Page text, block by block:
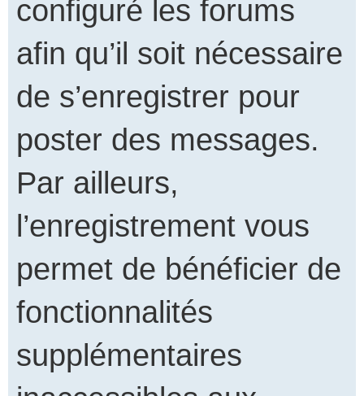
configuré les forums
afin qu’il soit nécessaire
de s’enregistrer pour
poster des messages.
Par ailleurs,
l’enregistrement vous
permet de bénéficier de
fonctionnalités
supplémentaires